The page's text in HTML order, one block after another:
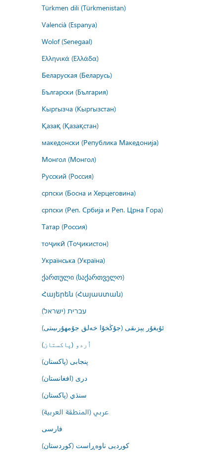
Türkmen dili (Türkmenistan)
Valencià (Espanya)
Wolof (Senegaal)
Ελληνικά (Ελλάδα)
Беларуская (Беларусь)
Български (България)
Кыргызча (Кыргызстан)
Қазақ (Қазақстан)
македонски (Република Македонија)
Монгол (Монгол)
Русский (Россия)
српски (Босна и Херцеговина)
српски (Реп. Србија и Реп. Црна Гора)
Татар (Россия)
тоҷикӣ (Тоҷикистон)
Українська (Україна)
ქართული (საქართველო)
Հայերեն (Հայաստան)
עברית (ישראל)
ئۇيغۇر يېزىقى (جۇڭخۇا خەلق جۇمھۇرىيىتى)
اُردو (پاکستان)
پنجابی (پاکستان)
درى (افغانستان)
سنڌي (پاکستان)
عربي (المنطقة العربية)
فارسى
کوردیی ناوەڕاست (کوردستان)